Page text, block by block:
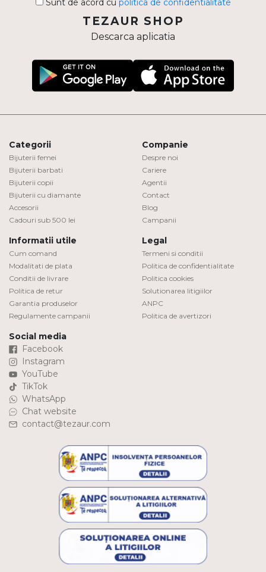
Sunt de acord cu politica de confidentialitate
TEZAUR SHOP
Descarca aplicatia
Categorii
Bijuterii femei
Bijuterii barbati
Bijuterii copii
Bijuterii cu diamante
Accesorii
Cadouri sub 500 lei
Companie
Despre noi
Cariere
Agentii
Contact
Blog
Campanii
Informatii utile
Cum comand
Modalitati de plata
Conditii de livrare
Politica de retur
Garantia produselor
Regulamente campanii
Legal
Termeni si conditii
Politica de confidentialitate
Politica cookies
Solutionarea litigiilor
ANPC
Politica de avertizori
Social media
Facebook
Instagram
YouTube
TikTok
WhatsApp
Chat website
contact@tezaur.com